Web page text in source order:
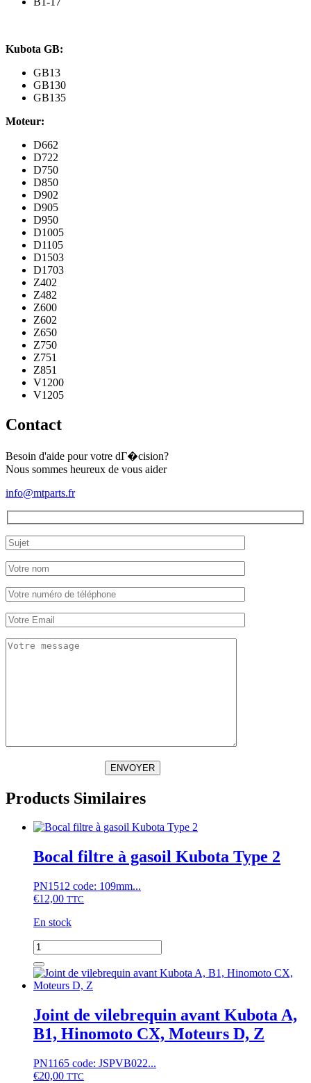
Kubota GB:
GB13
GB130
GB135
Moteur:
D662
D722
D750
D850
D902
D905
D950
D1005
D1105
D1503
D1703
Z402
Z482
Z600
Z602
Z650
Z750
Z751
Z851
V1200
V1205
Contact
Besoin d'aide pour votre dГ�cision?
Nous sommes heureux de vous aider
info@mtparts.fr
ENVOYER
Products Similaires
Bocal filtre à gasoil Kubota Type 2
PN1512 code: 109mm...
€12,00 TTC
En stock
quantité
de
Bocal
filtre
gasoil
Kubota
Type
2
Joint de vilebrequin avant Kubota A,
B1, Hinomoto CX, Moteurs D, Z
PN1165 code: JSPVB022...
€20,00 TTC